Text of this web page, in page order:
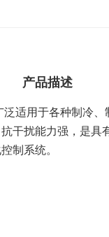
产品描述
泛适用于各种制冷、
干扰能力强，是具
制系统。